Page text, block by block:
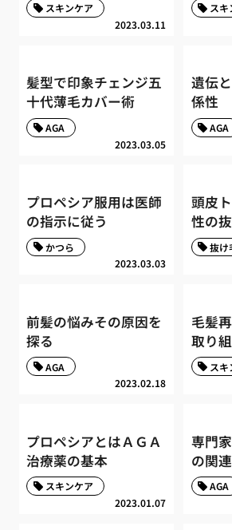
2023.03.11
スキンケア スキ
髪型で印象チェンジ五
十代薄毛カバー術
2023.03.05
AGA
遺伝
係性
AGA
プロペシア服用は医師
の指示に従う
2023.03.03
かつら
頭皮
性の
抜け
前髪の悩みその原因を
探る
2023.02.18
AGA
毛髪
取り
スキ
プロペシアとはＡＧＡ
治療薬の基本
2023.01.07
スキンケア
専門
の関
AGA